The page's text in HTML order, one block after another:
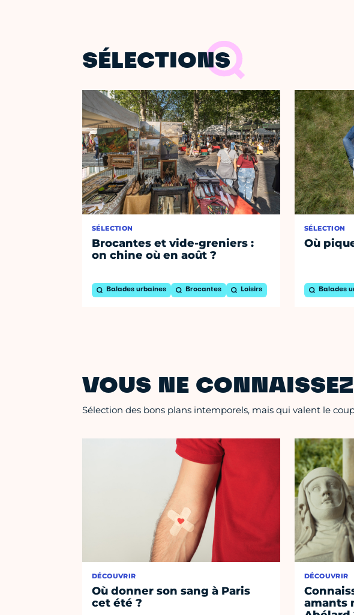
SÉLECTIONS
SÉLECTION
Brocantes et vide-greniers :
on chine où en août ?
Balades urbaines Brocantes Loisirs
SÉLECTION
Où
Balades
VOUS NE
Sélection des bons plans intemporels, mais qui valent le
DÉCOUVRIR
Où donner son sang à Paris
cet été ?
DÉCOUVRIR
amants